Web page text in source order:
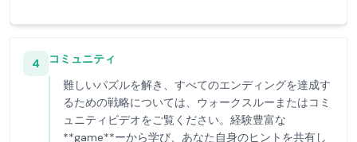
4
コミュニティ
難しいパズルを解き、すべてのエンディングを達成す
るための戦略については、ウォークスルーまたはコミ
ュニティビデオをご覧ください。経験豊富な
**game**ーから学び、あなた自身のヒントを共有し